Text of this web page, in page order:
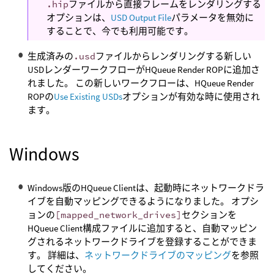
.hipファイルから直接フレームをレンダリングする
オプションは、 USD Output Fileパラメータを無効に
することで、今でも利用可能です。
生成済みの .usdファイルからレンダリングする新しい
USDレンダーワークフローがHQueue Render ROPに追加さ
れました。 この新しいワークフローは、HQueue Render
ROPのUse Existing USDsオプションが有効な時に使用され
ます。
Windows
Windows版のHQueue Clientは、起動時にネットワークドラ
イブを自動マッピングできるようになりました。 オプシ
ョンの [mapped_network_drives] セクションを
HQueue Client構成ファイルに追加すると、自動マッピン
グされるネットワークドライブを登録することができま
す。 詳細は、 ネットワークドライブのマッピングを参照
してください。